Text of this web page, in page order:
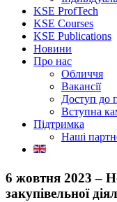
KSE ProfTech
KSE Courses
KSE Publications
Новини
Про нас
Обличчя
Вакансії
Доступ до
Вступна
Підтримка
Наші
6 жовтня 2023 –
закупівельної